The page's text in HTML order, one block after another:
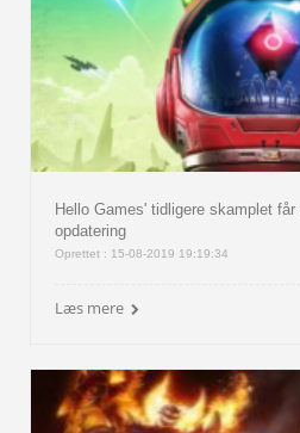
Hello Games' tidligere skamplet
opdatering
Oprettet : 15-08-2019 19:19:34
Læs mere